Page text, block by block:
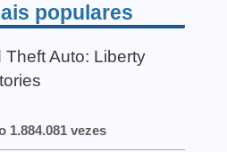
populares
Theft Auto: Liberty
1.884.081 vezes